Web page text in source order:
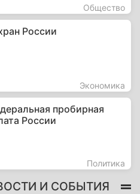
Общество
России
Экономика
пробирная
России
Политика
И СОБЫТИЯ